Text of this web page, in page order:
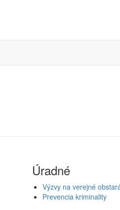
Úradné
Výzvy na verejné
Prevencia kriminality